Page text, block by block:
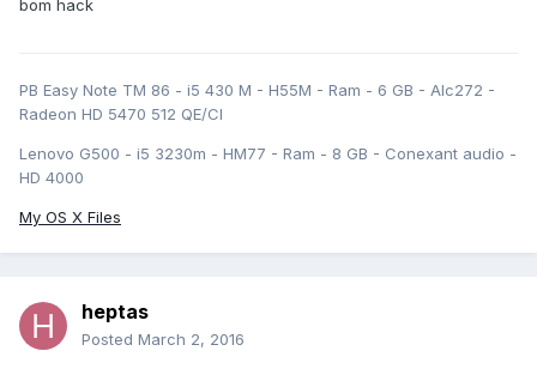
bom hack
PB Easy Note TM 86 - i5 430 M - H55M - Ram - 6 GB - Alc272 -
Radeon HD 5470 512 QE/CI
Lenovo G500 - i5 3230m - HM77 - Ram - 8 GB - Conexant audio -
HD 4000
My OS X Files
heptas
Posted March 2, 2016